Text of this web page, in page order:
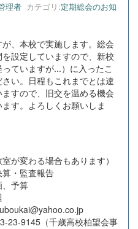
理者 カテゴリ:定期総会のお知
、本校で実施します。総会
設定していますので、新校
ていますが...）に入ったこ
い。日程もこれまでとは違
すので、旧交を温める機会
す。よろしくお願いしま
が変わる場合もあります）
・監査報告
予算
千歳高校柏望会事